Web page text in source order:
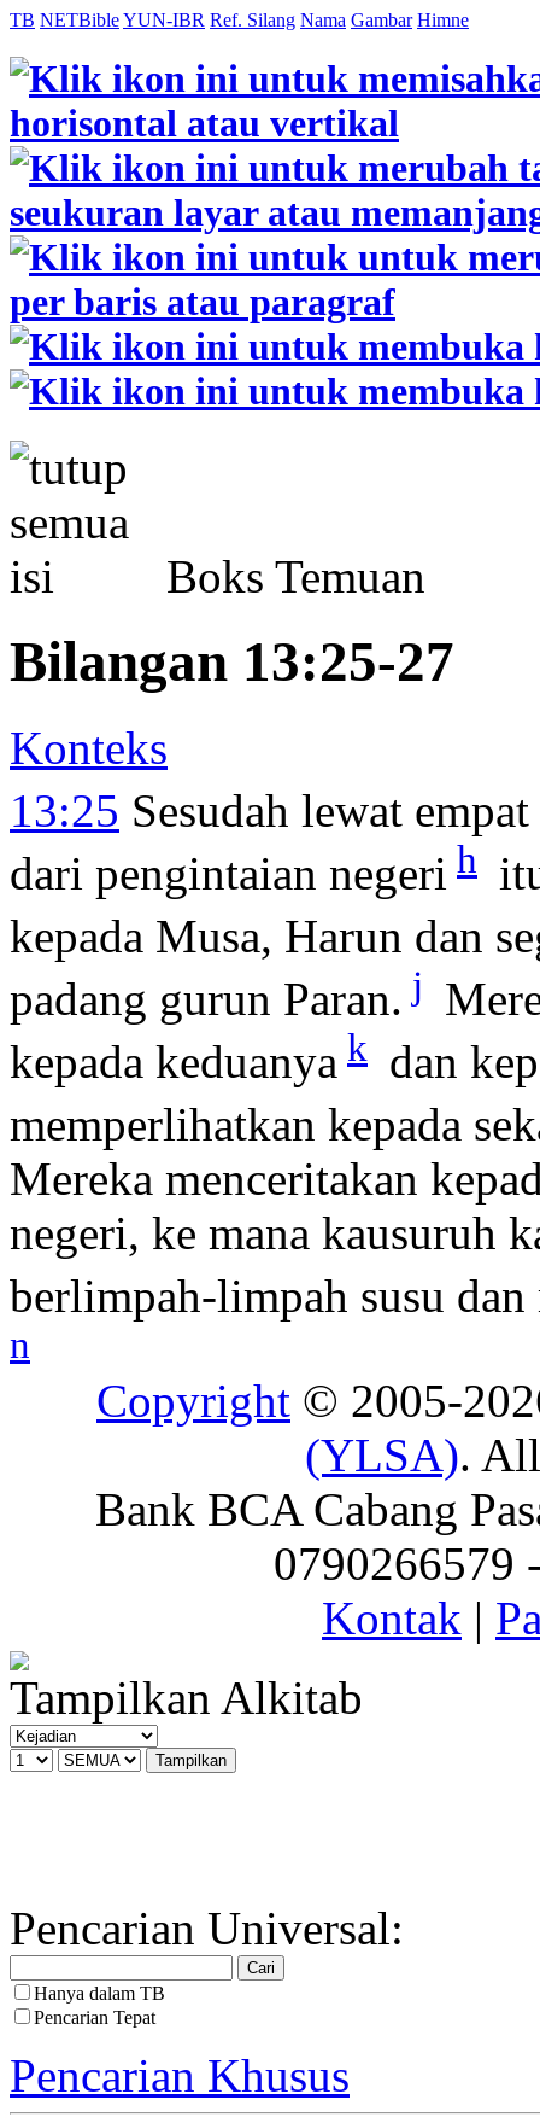
TB NETBibleYUN-IBR Ref. Silang Nama Gambar Himne
Boks Temuan
Bilangan 13:25-27
Konteks
13:25 Sesudah lewat
dari pengintaian negeri h
kepada Musa, Harun dan
padang gurun Paran. j
kepada keduanya k dan
memperlihatkan kepada
Mereka menceritakan
negeri, ke mana kausuruh
berlimpah-limpah susu dan
n
Copyright © 2005-
(YLSA).
Bank BCA Cabang
0790266579
Kontak |
Tampilkan Alkitab
Pencarian Universal:
Hanya dalam TB
Pencarian Tepat
Pencarian Khusus